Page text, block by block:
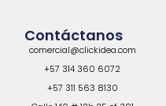
Contáctanos
comercial@clickidea.com
+57 314 360 6072
+57 311 563 8130